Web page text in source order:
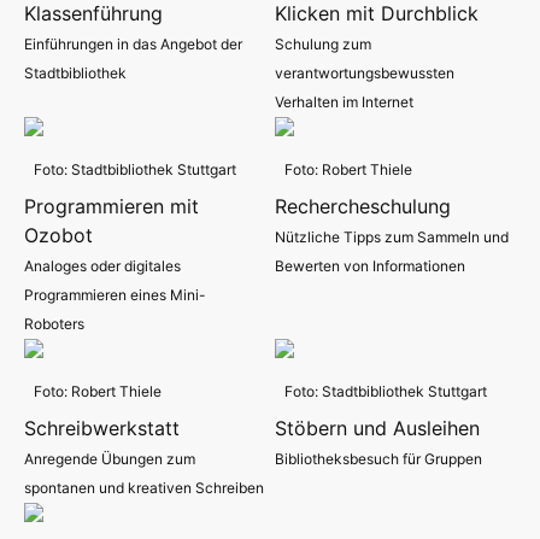
Klassenführung
Einführungen in das Angebot der
Stadtbibliothek
Klicken mit Durchblick
Schulung zum
verantwortungsbewussten
Verhalten im Internet
Foto: Stadtbibliothek Stuttgart
Programmieren mit
Ozobot
Analoges oder digitales
Programmieren eines Mini-
Roboters
Foto: Robert Thiele
Rechercheschulung
Nützliche Tipps zum Sammeln und
Bewerten von Informationen
Foto: Robert Thiele
Schreibwerkstatt
Anregende Übungen zum
spontanen und kreativen Schreiben
Foto: Stadtbibliothek Stuttgart
Stöbern und Ausleihen
Bibliotheksbesuch für Gruppen